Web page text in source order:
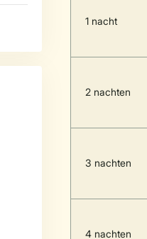
1 nacht
2 nachten
3 nachten
4 nachten